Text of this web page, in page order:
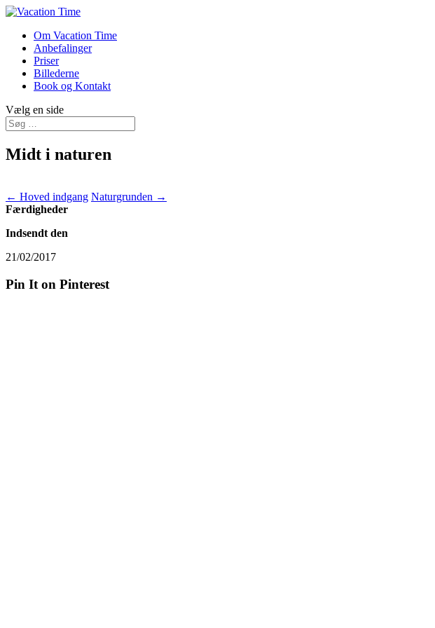
Om Vacation Time
Anbefalinger
Priser
Billederne
Book og Kontakt
Vælg en side
Midt i naturen
← Hoved indgang Naturgrunden →
Færdigheder
Indsendt den
21/02/2017
Pin It on Pinterest